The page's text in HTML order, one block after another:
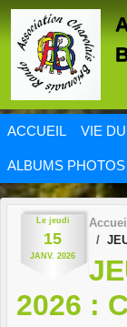
ACCUEIL VIE
ALBUMS PHOTOS
Le jeudi
15
JANV. 2026
Accueil
2026 :
Panneau de